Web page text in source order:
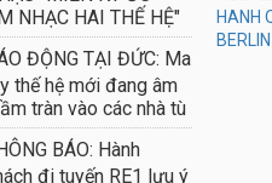
kết nối tình quê
lòng châu Âu
BÁO: Đức xem
khôi phục chương
phục vụ dân sự –
hội mới cho thế hệ trẻ
cộng đồng